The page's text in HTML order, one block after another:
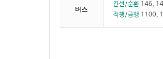
버스
간선/순환 146,
직행/급행 1100,